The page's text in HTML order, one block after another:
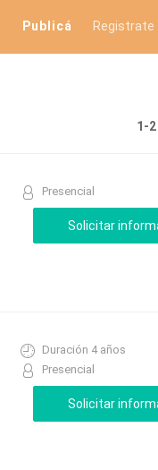
Publicá Registrate
1-2
Presencial
Duración 4 años
Presencial